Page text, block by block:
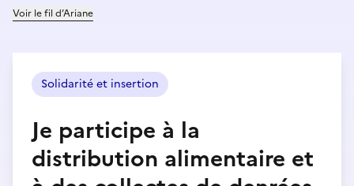
Voir le fil d’Ariane
Solidarité et insertion
Je participe à la
distribution alimentaire et